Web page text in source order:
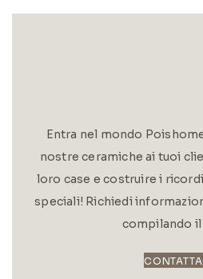
Entra nel mondo
nostre ceramiche ai tuoi
loro case e costruire i
speciali! Richiedi
compilando